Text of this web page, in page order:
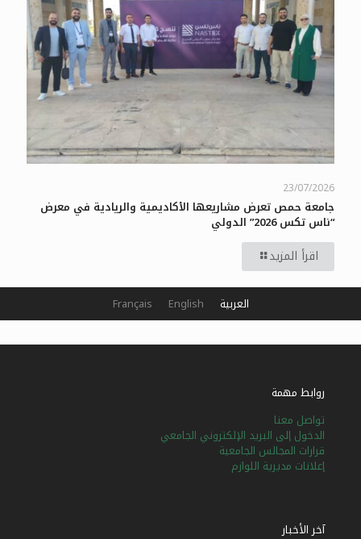
23/07/2026
جامعة حمص تعرض مشاريعها الأكاديمية والريادية في معرض
“ناس تكس 2026” الدولي
اقرأ المزيد
روابط مهمة
تواصل معنا
الدخول إلى البريد الإلكتروني الجامعي
قرارات المجالس الجامعية
إعلانات مديرية اللوازم
آخر الأخبار
العربية English
Français